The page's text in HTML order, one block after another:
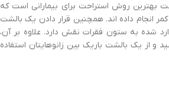
بهترین روش استراحت برای بیمارانی است که
انجام داده اند. همچنین قرار دادن یک بالشت
شده به ستون فقرات نقش دارد. علاوه بر آن،
و از یک بالشت باریک بین زانوهایتان استفاده